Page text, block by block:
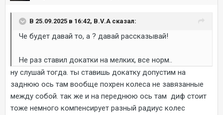
В 25.09.2025 в 16:42, B.V.A сказал:
Че будет давай то, а ? давай рассказывай!
Не раз ставил докатки на мелких, все норм..
ну слушай тогда. ты ставишь докатку допустим на
заднюю ось там вообще похрен колеса не завязанные
между собой. так же и на переднюю ось там диф стоит
тоже немного компенсирует разный радиус колес